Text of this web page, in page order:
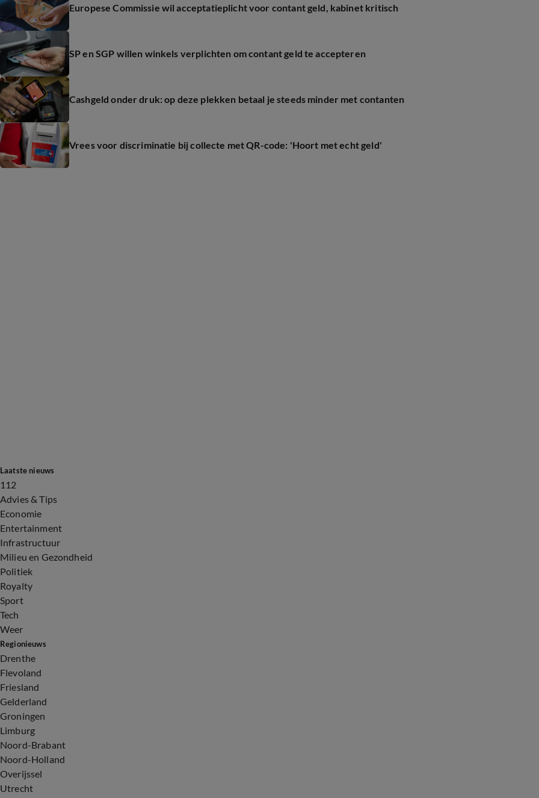
Europese Commissie wil acceptatieplicht voor contant geld, kabinet kritisch
SP en SGP willen winkels verplichten om contant geld te accepteren
Cashgeld onder druk: op deze plekken betaal je steeds minder met contanten
Vrees voor discriminatie bij collecte met QR-code: 'Hoort met echt geld'
Laatste nieuws
112
Advies & Tips
Economie
Entertainment
Infrastructuur
Milieu en Gezondheid
Politiek
Royalty
Sport
Tech
Weer
Regionieuws
Drenthe
Flevoland
Friesland
Gelderland
Groningen
Limburg
Noord-Brabant
Noord-Holland
Overijssel
Utrecht